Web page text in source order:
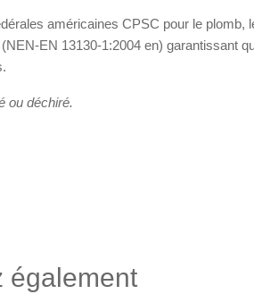
américaines CPSC pour le plomb,
EN 13130-1:2004 en) garantissant
ou déchiré.
également